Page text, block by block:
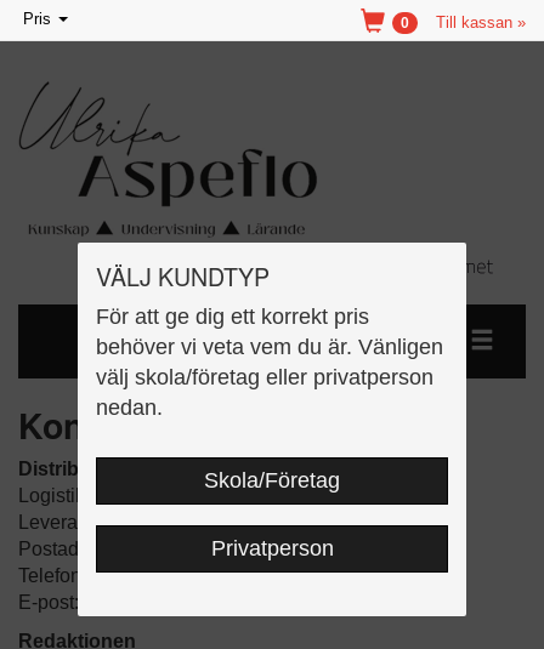
VÄLJ KUNDTYP
För att ge dig ett korrekt pris
behöver vi veta vem du är. Vänligen
välj skola/företag eller privatperson
nedan.
Skola/Företag
Privatperson
Toggle
navigation
Pris Till kassan »
0
Kontaktinfo
Distribution, fakturering och kundtjänst
LogistikTeamet Sverige AB
Leveransadress: Ormestagatan 2, 702 83 Örebro
Postadress: Box 6073, 700 06 Örebro
Telefon: 019-206940
E-post: info@logistikteamet.se
Redaktionen